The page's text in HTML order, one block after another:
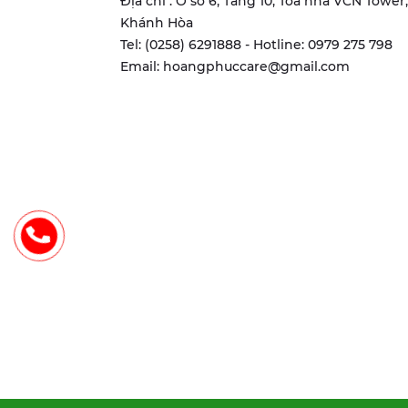
Khánh Hòa
Tel: (0258) 6291888 - Hotline: 0979 275 798
Email: hoangphuccare@gmail.com